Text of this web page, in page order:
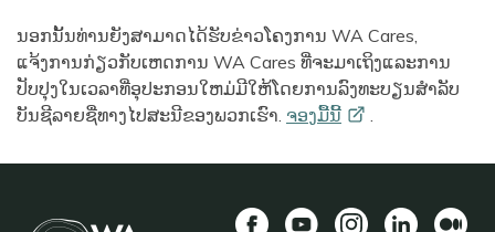
ນອກນັ້ນທ່ານຍັງສາມາດໄດ້ຮັບຂ່າວໂຄງການ WA Cares,
ແຈ້ງການກ່ຽວກັບເຫດການ WA Cares ທີ່ຈະມາເຖິງແລະການ
ປັບປຸງໃນເວລາທີ່ອຸປະກອນໃຫມ່ມີໃຫ້ໂດຍການລົງທະບຽນສໍາລັບ
ບັນຊີລາຍຊື່ທາງໄປສະນີຂອງພວກເຮົາ. ຈອງມື້ນີ້ .